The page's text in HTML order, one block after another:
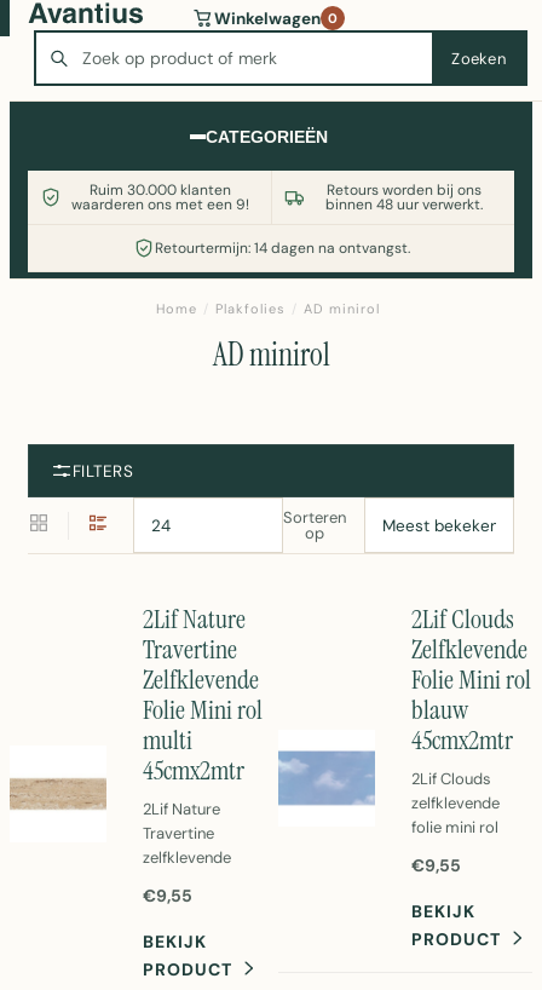
Zoeken
Winkelwagen 0
CATEGORIEËN
Ruim 30.000 klanten
waarderen ons met een 9!
Retours worden bij ons
binnen 48 uur verwerkt.
Retourtermijn: 14 dagen na ontvangst.
Wasmachine of koelkast nodig? Vergelijk alle prijzen op
Witgoedaanbod.nl
Home / Plakfolies / AD minirol
AD minirol
FILTERS
Sorteren
op
2Lif Nature
Travertine
Zelfklevende
Folie Mini rol
multi
45cmx2mtr
2Lif Nature
Travertine
zelfklevende
45cm x 2m. PVC
patroon in bruin.
Eenvoudig aan te
€9,55
BEKIJK
PRODUCT
2Lif Clouds
Zelfklevende
Folie Mini rol
blauw
45cmx2mtr
2Lif Clouds
zelfklevende
folie mini rol
2m.
PVC folie voor
ramen en glazen
€9,55
BEKIJK
PRODUCT